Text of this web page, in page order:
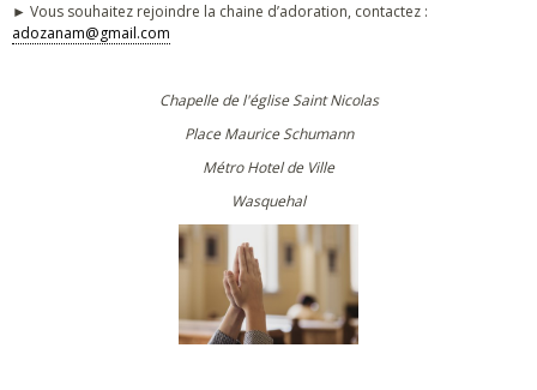
► Vous souhaitez rejoindre la chaine d’adoration, contactez :
adozanam@gmail.com
Chapelle de l'église Saint Nicolas
Place Maurice Schumann
Métro Hotel de Ville
Wasquehal